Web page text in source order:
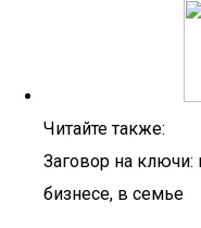
Читайте также:
Заговор на
бизнесе, в семье